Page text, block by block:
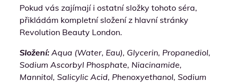
Pokud vás zajímají i ostatní složky tohoto séra,
přikládám kompletní složení z hlavní stránky
Revolution Beauty London.
Složení: Aqua (Water, Eau), Glycerin, Propanediol,
Sodium Ascorbyl Phosphate, Niacinamide,
Mannitol, Salicylic Acid, Phenoxyethanol, Sodium